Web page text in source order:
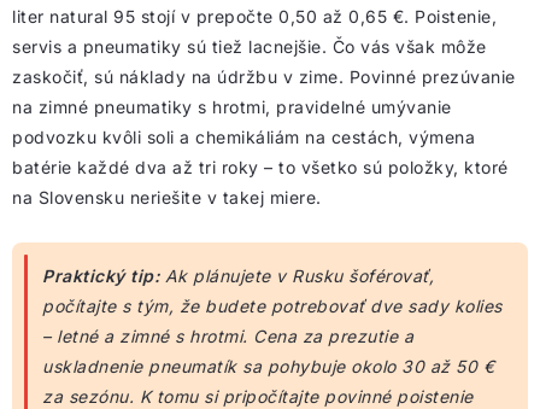
liter natural 95 stojí v prepočte 0,50 až 0,65 €. Poistenie,
servis a pneumatiky sú tiež lacnejšie. Čo vás však môže
zaskočiť, sú náklady na údržbu v zime. Povinné prezúvanie
na zimné pneumatiky s hrotmi, pravidelné umývanie
podvozku kvôli soli a chemikáliám na cestách, výmena
batérie každé dva až tri roky – to všetko sú položky, ktoré
na Slovensku neriešite v takej miere.
Praktický tip:Ak plánujete v Rusku šoférovať,
počítajte s tým, že budete potrebovať dve sady kolies
– letné a zimné s hrotmi. Cena za prezutie a
uskladnenie pneumatík sa pohybuje okolo 30 až 50 €
za sezónu. K tomu si pripočítajte povinné poistenie